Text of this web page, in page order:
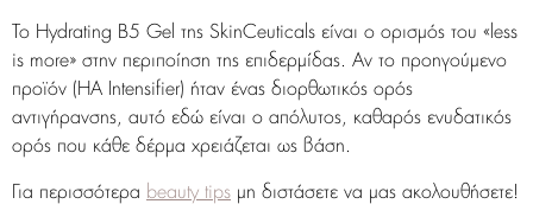
Το Hydrating B5 Gel της SkinCeuticals είναι ο ορισμός του «less
is more» στην περιποίηση της επιδερμίδας. Αν το προηγούμενο
προϊόν (HA Intensifier) ήταν ένας διορθωτικός ορός
αντιγήρανσης, αυτό εδώ είναι ο απόλυτος, καθαρός ενυδατικός
ορός που κάθε δέρμα χρειάζεται ως βάση.
Για περισσότερα beauty tips μη διστάσετε να μας ακολουθήσετε!